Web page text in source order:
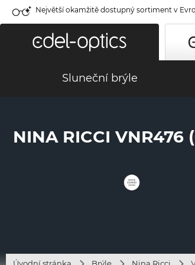
Největší okamžitě dostupný sortiment v
Sluneční brýle
NINA RICCI VNR476